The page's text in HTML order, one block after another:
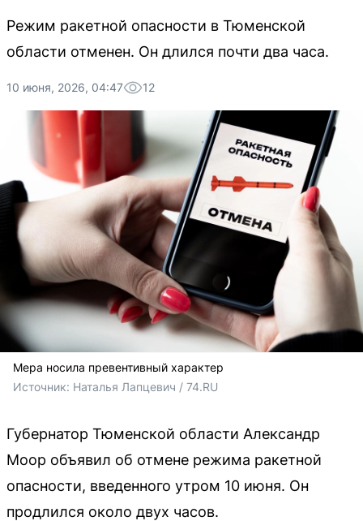
Режим ракетной опасности в Тюменской
области отменен. Он длился почти два часа.
10 июня, 2026, 04:47 12
Мера носила превентивный характер
Источник: Наталья Лапцевич / 74.RU
Губернатор Тюменской области Александр
Моор объявил об отмене режима ракетной
опасности, введенного утром 10 июня. Он
продлился около двух часов.